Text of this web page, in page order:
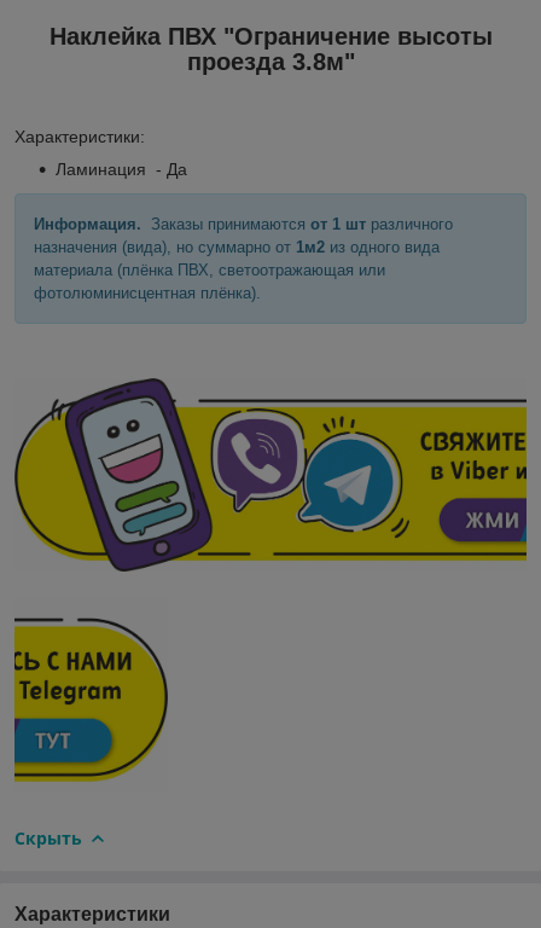
Наклейка ПВХ "Ограничение высоты
проезда 3.8м"
Характеристики:
Ламинация - Да
Информация. Заказы принимаются от 1 шт различного
назначения (вида), но суммарно от 1м2 из одного вида
материала (плёнка ПВХ, светоотражающая или
фотолюминисцентная плёнка).
Скрыть
Характеристики